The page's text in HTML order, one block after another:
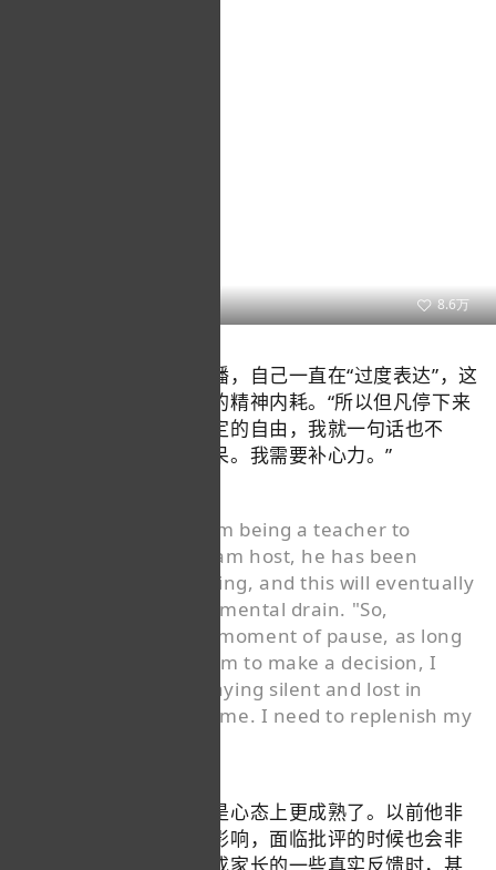
8.6万
他认为从当老师到当主播，自己一直在“过度表达”，这
之后就会形成一种巨大的精神内耗。“所以但凡停下来
的时间，只要我有做决定的自由，我就一句话也不
说，长时间地沉默和发呆。我需要补心力。”
He believes that from being a teacher to
becoming a livestream host, he has been
constantly oversharing, and this will eventually
lead to a significant mental drain. "So,
whenever there's a moment of pause, as long
as I have the freedom to make a decision, I
don't say a word, staying silent and lost in
thought for a long time. I need to replenish my
他说自己的另一个变化是心态上更成熟了。以前他非
常容易被别人的情绪所影响，面临批评的时候也会非